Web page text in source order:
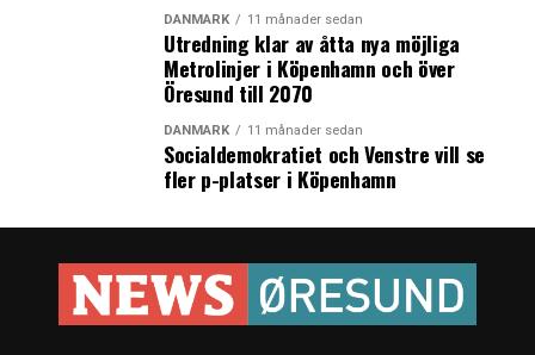
DANMARK 11 månader sedan
Utredning klar av åtta nya möjliga
Metrolinjer i Köpenhamn och över
Öresund till 2070
DANMARK 11 månader sedan
Socialdemokratiet och Venstre vill se
fler p-platser i Köpenhamn